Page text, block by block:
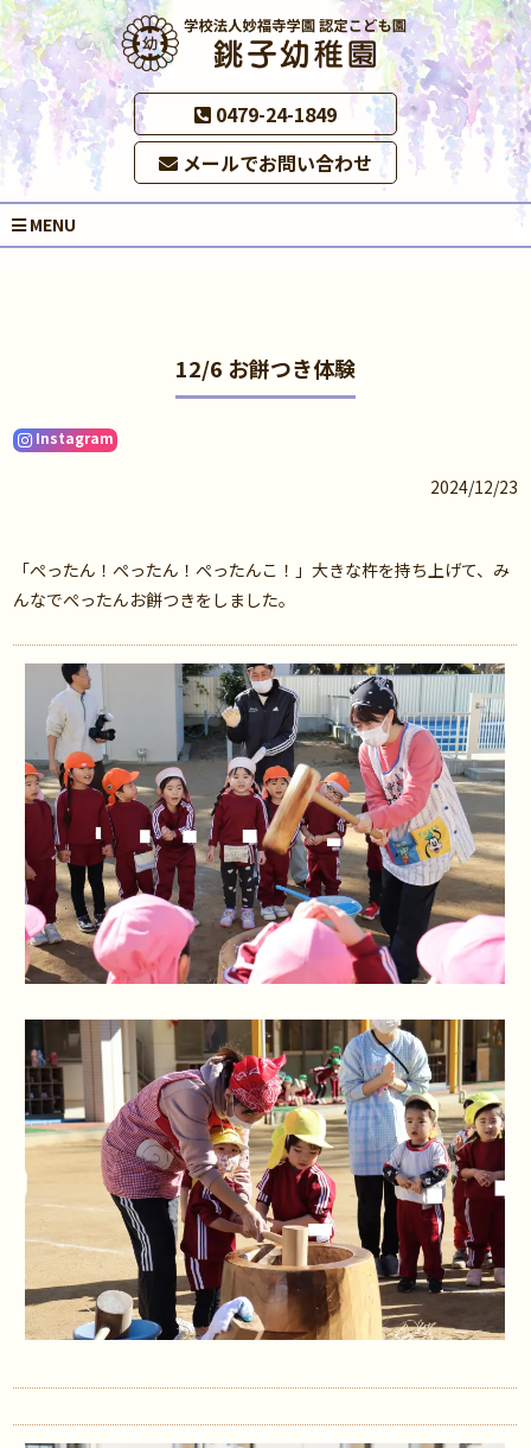
0479-24-1849
メールでお問い合わせ
MENU
12/6 お餅つき体験
Instagram
2024/12/23
「ぺったん！ぺったん！ぺったんこ！」大きな杵を持ち上げて、み
んなでぺったんお餅つきをしました。